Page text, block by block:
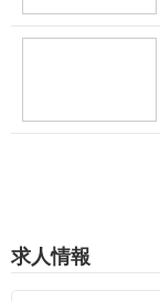
求人情報